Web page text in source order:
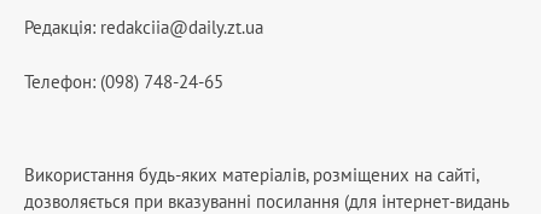
Редакція: redakciia@daily.zt.ua
Телефон: (098) 748-24-65
Використання будь-яких матеріалів, розміщених на сайті,
дозволяється при вказуванні посилання (для інтернет-видань